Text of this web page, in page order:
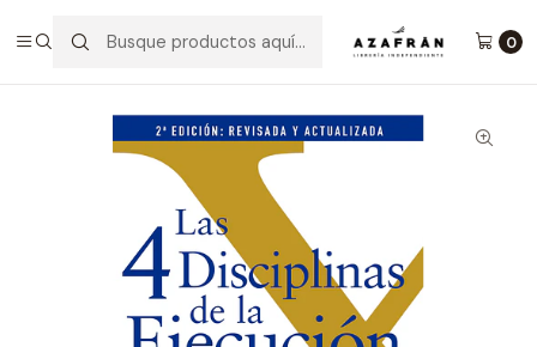
0
Economía Y Negocios
Las 4 Discipinas De La Ejecución